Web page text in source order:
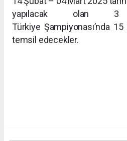
yapılacak olan
Türkiye Şampiyonası’nda
temsil